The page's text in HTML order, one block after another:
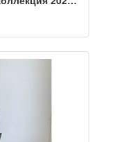
бархатная
стеганая